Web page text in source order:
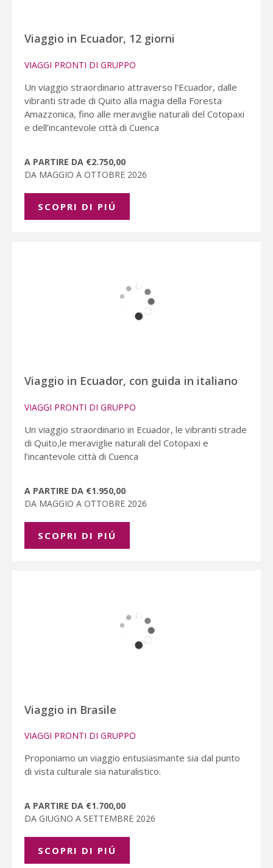
Viaggio in Ecuador, 12 giorni
VIAGGI PRONTI DI GRUPPO
Un viaggio straordinario attraverso l’Ecuador, dalle
vibranti strade di Quito alla magia della Foresta
Amazzonica, fino alle meraviglie naturali del Cotopaxi
e dell’incantevole città di Cuenca
A PARTIRE DA €2.750,00
DA MAGGIO A OTTOBRE 2026
SCOPRI DI PIÚ
Viaggio in Ecuador, con guida in italiano
VIAGGI PRONTI DI GRUPPO
Un viaggio straordinario in Ecuador, le vibranti strade
di Quito,le meraviglie naturali del Cotopaxi e
l’incantevole città di Cuenca
A PARTIRE DA €1.950,00
DA MAGGIO A OTTOBRE 2026
SCOPRI DI PIÚ
Viaggio in Brasile
VIAGGI PRONTI DI GRUPPO
Proponiamo un viaggio entusiasmante sia dal punto
di vista culturale sia naturalistico.
A PARTIRE DA €1.700,00
DA GIUGNO A SETTEMBRE 2026
SCOPRI DI PIÚ